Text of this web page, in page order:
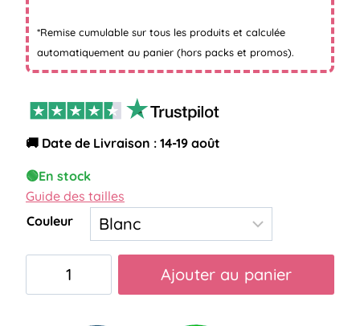
*Remise cumulable sur tous les produits et calculée
automatiquement au panier (hors packs et promos).
🚚 Date de Livraison : 14-19 août
🟢En stock
Guide des tailles
Couleur
Ajouter au panier